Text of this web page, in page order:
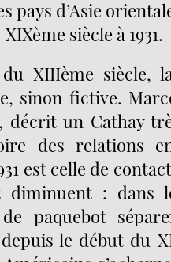
pays d’Asie
XIXème siècle à 1931.
du XIIIème siècle,
sinon fictive.
décrit un Cathay
des relations
est celle de
: dans
paquebot
le début du